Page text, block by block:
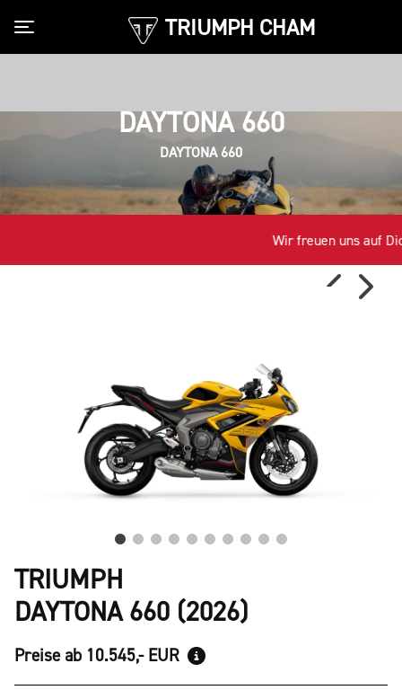
TRIUMPH CHAM
Toggle navigation
DAYTONA 660
DAYTONA 660
Wir freuen uns auf
TRIUMPH
DAYTONA 660 (2026)
Preise ab 10.545,- EUR